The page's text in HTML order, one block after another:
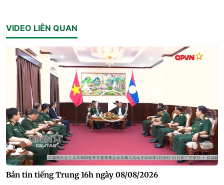
VIDEO LIÊN QUAN
Bản tin tiếng Trung 16h ngày 08/08/2026